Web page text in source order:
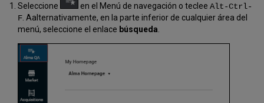
Seleccione en el Menú de navegación o teclee Alt-Ctrl-
F. Aalternativamente, en la parte inferior de cualquier área del
menú, seleccione el enlace búsqueda